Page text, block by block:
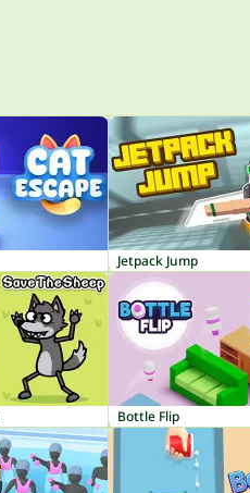
Jetpack Jump
Bottle Flip